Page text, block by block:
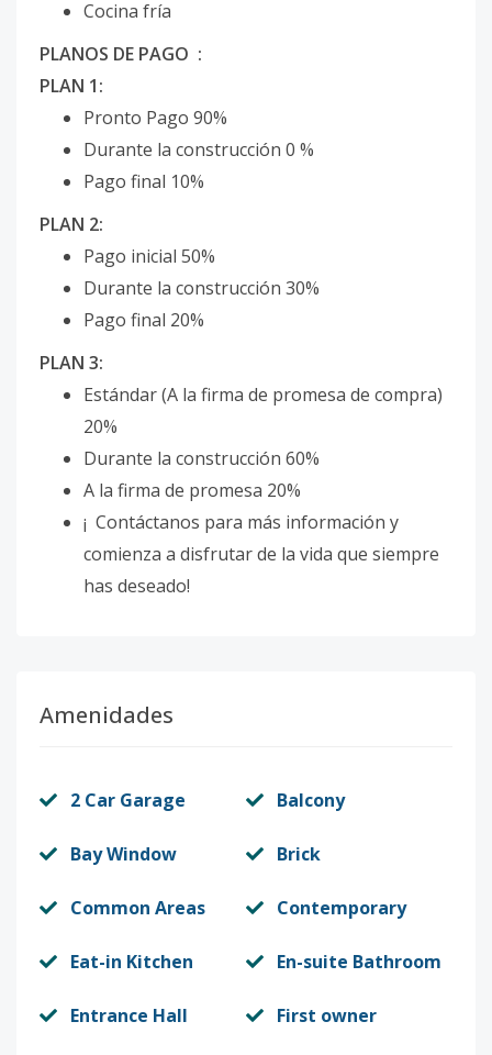
Cocina fría
PLANOS DE PAGO :
PLAN 1:
Pronto Pago 90%
Durante la construcción 0 %
Pago final 10%
PLAN 2:
Pago inicial 50%
Durante la construcción 30%
Pago final 20%
PLAN 3:
Estándar (A la firma de promesa de compra)
20%
Durante la construcción 60%
A la firma de promesa 20%
¡ Contáctanos para más información y
comienza a disfrutar de la vida que siempre
has deseado!
Amenidades
2 Car Garage Balcony
Bay Window Brick
Common Areas Contemporary
Eat-in Kitchen En-suite Bathroom
Entrance Hall First owner